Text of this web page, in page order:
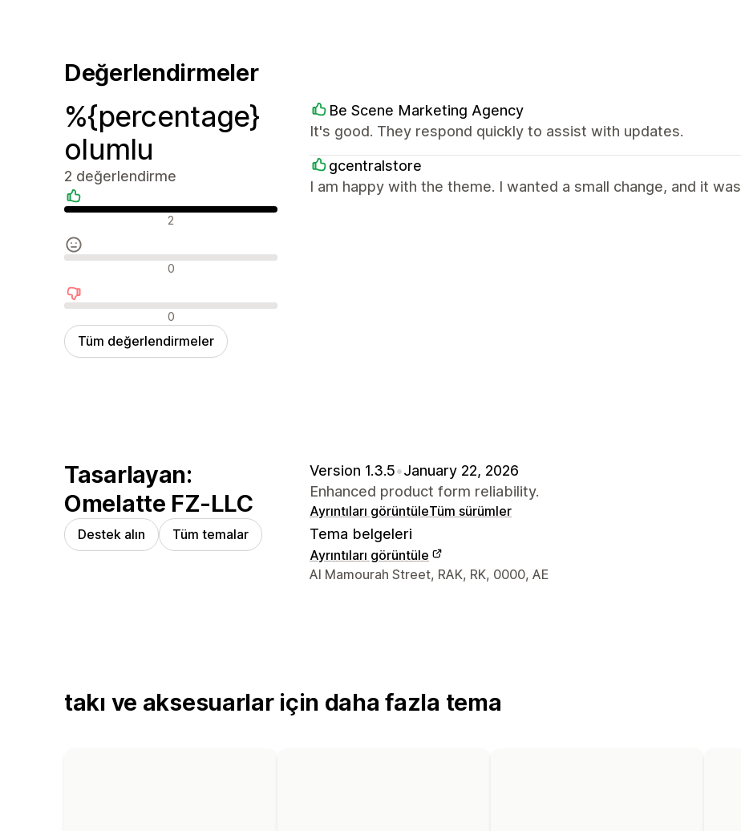
Değerlendirmeler
%{percentage}
olumlu
2 değerlendirme
Olumlu değerlendirmeler
2
Nötr değerlendirmeler
0
Olumsuz değerlendirmeler
0
Tüm değerlendirmeler
Be Scene Marketing Agency
It's good. They respond quickly to assist with updates.
gcentralstore
I am happy with the theme. I wanted a small change, and it
Tasarlayan:
Omelatte FZ-LLC
Destek alın Tüm temalar
Version 1.3.5•January 22, 2026
Enhanced product form reliability.
Ayrıntıları görüntüleTüm sürümler
Tema belgeleri
Ayrıntıları görüntüle
Tasarımcı iletişim bilgileri
Al Mamourah Street, RAK, RK, 0000, AE
takı ve aksesuarlar için daha fazla tema